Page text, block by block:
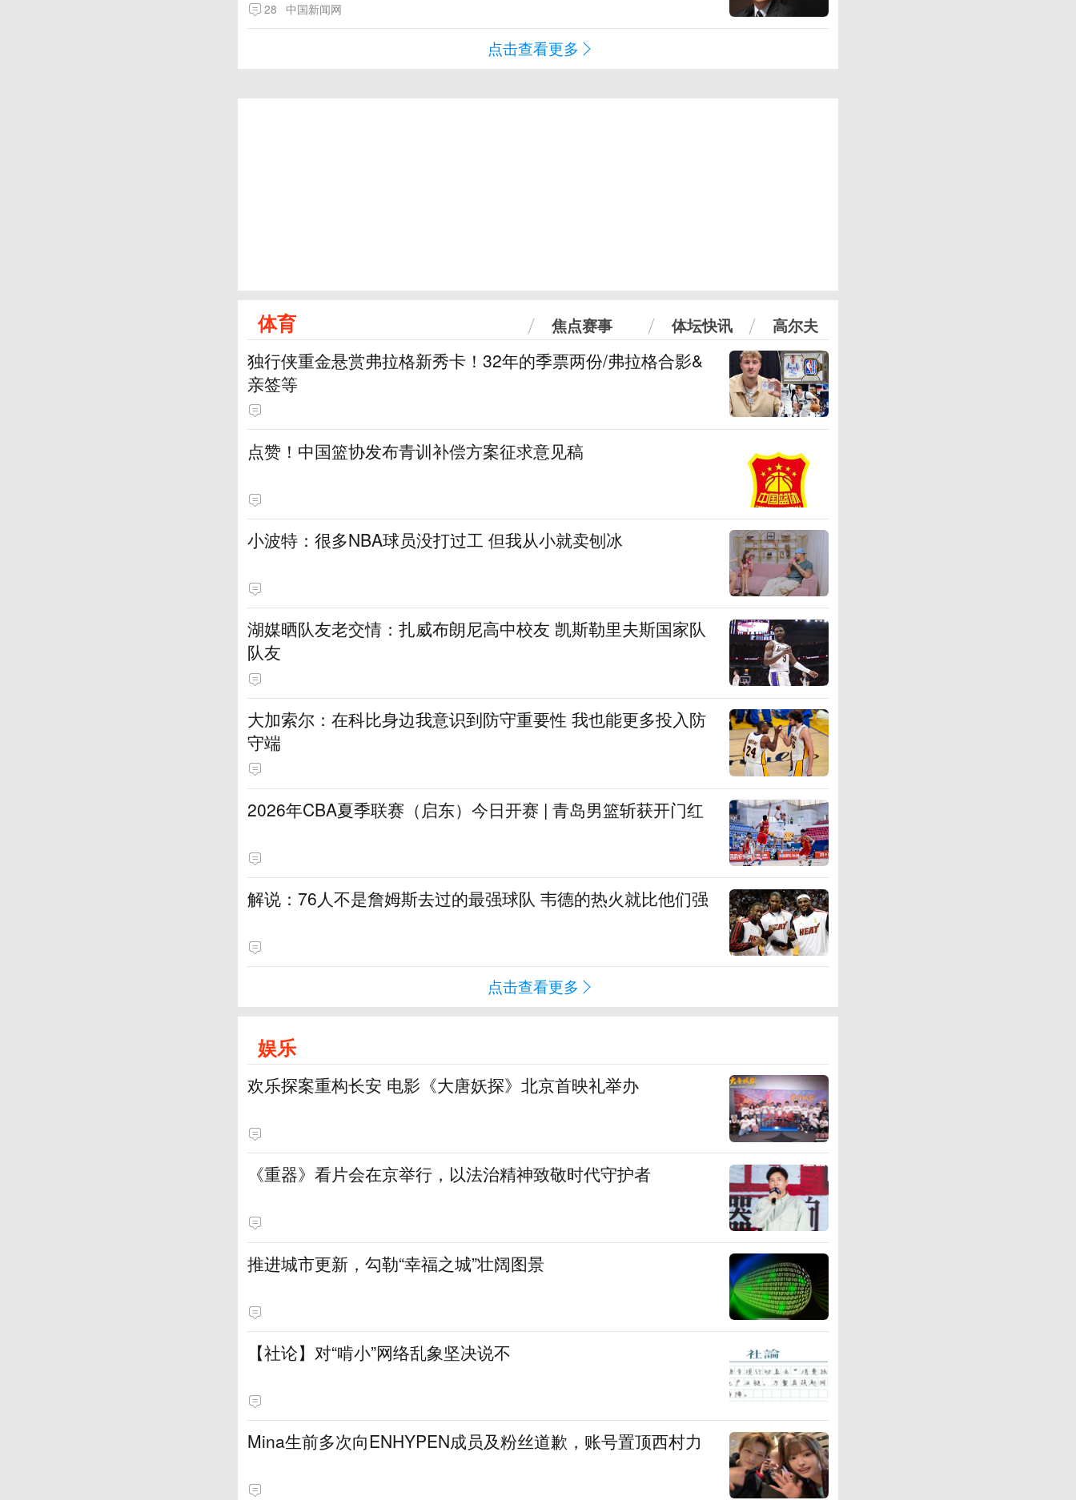
28 中国新闻网
点击查看更多
体育 焦点赛事 体坛快讯 高尔夫
独行侠重金悬赏弗拉格新秀卡！32年的季票两份/弗拉格合影&
亲签等
点赞！中国篮协发布青训补偿方案征求意见稿
小波特：很多NBA球员没打过工 但我从小就卖刨冰
湖媒晒队友老交情：扎威布朗尼高中校友 凯斯勒里夫斯国家队
队友
大加索尔：在科比身边我意识到防守重要性 我也能更多投入防
守端
2026年CBA夏季联赛（启东）今日开赛 | 青岛男篮斩获开门红
解说：76人不是詹姆斯去过的最强球队 韦德的热火就比他们强
点击查看更多
娱乐
欢乐探案重构长安 电影《大唐妖探》北京首映礼举办
《重器》看片会在京举行，以法治精神致敬时代守护者
推进城市更新，勾勒“幸福之城”壮阔图景
【社论】对“啃小”网络乱象坚决说不
Mina生前多次向ENHYPEN成员及粉丝道歉，账号置顶西村力